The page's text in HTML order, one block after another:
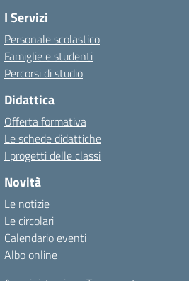
I Servizi
Personale scolastico
Famiglie e studenti
Percorsi di studio
Didattica
Offerta formativa
Le schede didattiche
I progetti delle classi
Novità
Le notizie
Le circolari
Calendario eventi
Albo online